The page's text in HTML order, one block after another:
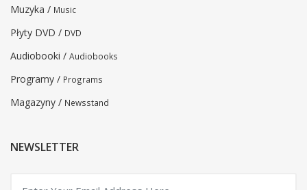
Muzyka / Music
Płyty DVD / DVD
Audiobooki / Audiobooks
Programy / Programs
Magazyny / Newsstand
NEWSLETTER